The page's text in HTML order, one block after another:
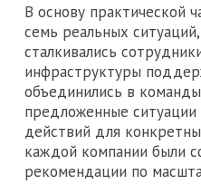
В основу практической
семь реальных
сталкивались
инфраструктуры
объединились в
предложенные
действий для
каждой компании были
рекомендации по